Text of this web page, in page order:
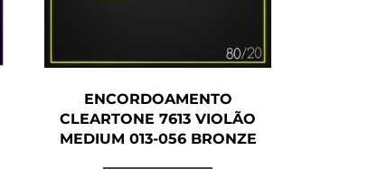
ENCORDOAMENTO
CLEARTONE 7613 VIOLÃO
MEDIUM 013-056 BRONZE